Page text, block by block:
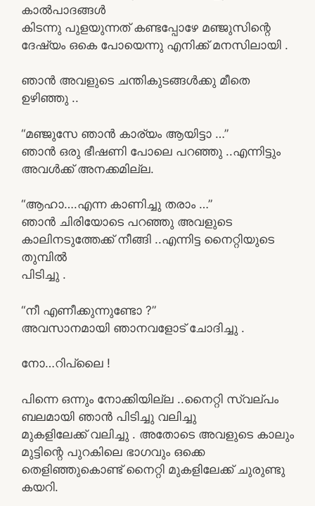
കാൽപാദങ്ങൾ
കിടന്നു പുളയുന്നത് കണ്ടപ്പോഴേ മഞ്ജുസിന്റെ
ദേഷ്യം ഒകെ പോയെന്നു എനിക്ക് മനസിലായി .
ഞാൻ അവളുടെ ചന്തികുടങ്ങൾക്കു മീതെ
ഉഴിഞ്ഞു ..
“മഞ്ജുസേ ഞാൻ കാര്യം ആയിട്ടാ …”
ഞാൻ ഒരു ഭീഷണി പോലെ പറഞ്ഞു ..എന്നിട്ടും
അവൾക്ക് അനക്കമില്ല.
“ആഹാ….എന്ന കാണിച്ചു തരാം …”
ഞാൻ ചിരിയോടെ പറഞ്ഞു അവളുടെ
കാലിനടുത്തേക്ക് നീങ്ങി ..എന്നിട്ട നൈറ്റിയുടെ
തുമ്പിൽ
പിടിച്ചു .
“നീ എണീക്കുന്നുണ്ടോ ?”
അവസാനമായി ഞാനവളോട് ചോദിച്ചു .
നോ…റിപ്ലൈ !
പിന്നെ ഒന്നും നോക്കിയില്ല ..നൈറ്റി സ്വല്പം
ബലമായി ഞാൻ പിടിച്ചു വലിച്ചു
മുകളിലേക്ക് വലിച്ചു . അതോടെ അവളുടെ കാലും
മുട്ടിന്റെ പുറകിലെ ഭാഗവും ഒക്കെ
തെളിഞ്ഞുകൊണ്ട് നൈറ്റി മുകളിലേക്ക് ചുരുണ്ടു
കയറി.